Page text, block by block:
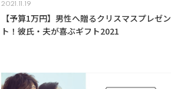
2021.11.19
【予算1万円】男性へ贈るクリスマスプレゼン
ト！彼氏・夫が喜ぶギフト2021